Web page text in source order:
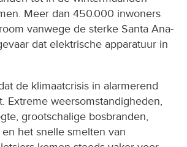
Meer dan 450.000 inwoners
vanwege de sterke Santa Ana-
dat elektrische apparatuur in
de klimaatcrisis in alarmerend
Extreme weersomstandigheden,
grootschalige bosbranden,
het snelle smelten van